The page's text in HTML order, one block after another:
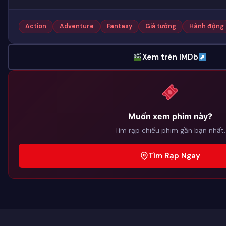
Action Adventure Fantasy Giả tưởng Hành động
Xem trên IMDb
Muốn xem phim này?
Tìm rạp chiếu phim gần bạn nhất.
Tìm Rạp Ngay